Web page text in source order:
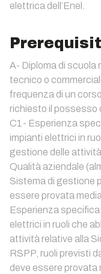
elettrica dell’Enel.
A- Diploma di scuola
tecnico o
frequenza di un
richiesto il possesso
C1- Esperienza
impianti elettrici in
gestione delle
Qualità aziendale
Sistema di gestione
essere provata
Esperienza specifica
elettrici in ruoli che
attività relative alla
RSPP, ruoli previsti
deve essere provata